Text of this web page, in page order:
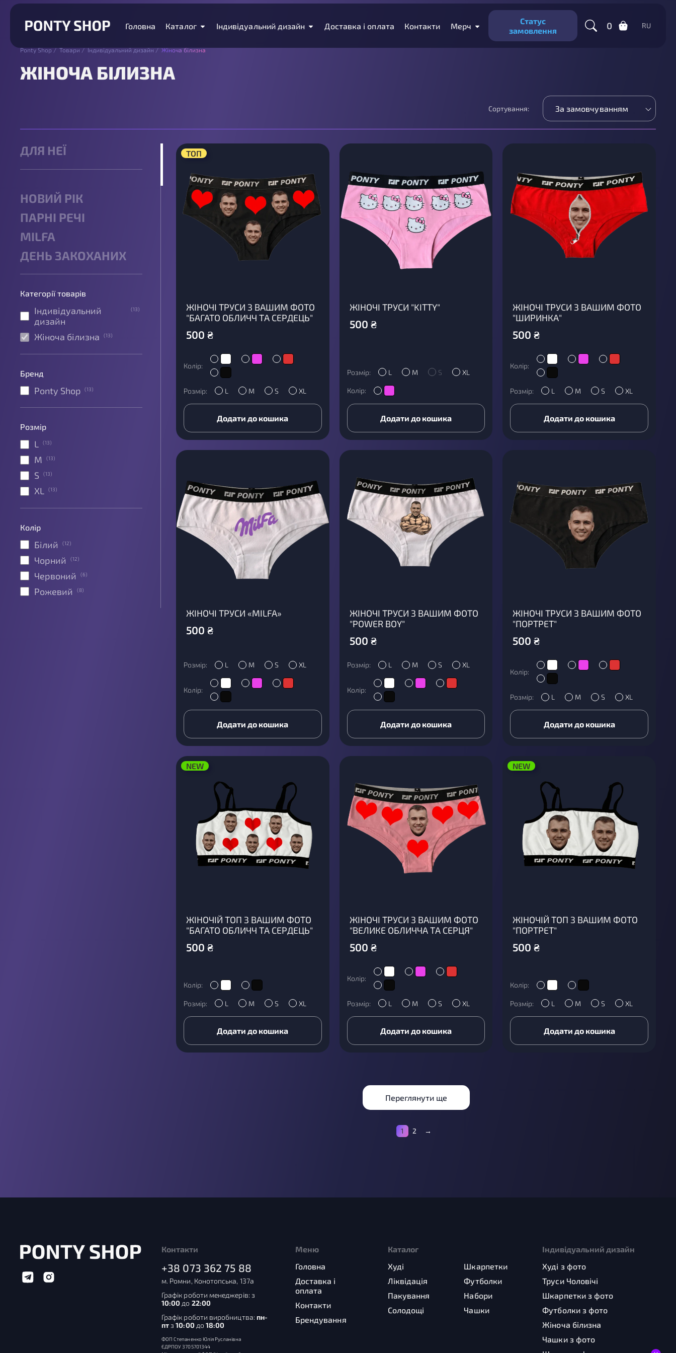
Головна Каталог Індивідуальний дизайн Доставка і оплата Контакти Мерч
Статус
замовлення
0 RU
Ponty Shop/Товари/Індивідуальний дизайн/Жіноча білизна
ЖІНОЧА БІЛИЗНА
Сортування: За замовчуванням
ДЛЯ НЕЇ
НОВИЙ РІК
ПАРНІ РЕЧІ
MILFA
ДЕНЬ ЗАКОХАНИХ
Категорії товарів
Індивідуальний
дизайн
(13)
Жіноча білизна (13)
Бренд
Ponty Shop (13)
Розмір
L (13)
M (13)
S (13)
XL (13)
Колір
Білий (12)
Чорний (12)
Червоний (6)
Рожевий (8)
ТОП
ЖІНОЧІ ТРУСИ З ВАШИМ ФОТО
"БАГАТО ОБЛИЧЧ ТА СЕРДЕЦЬ"
500 ₴
Колір:
Розмір: L M S XL
Додати до кошика
ЖІНОЧІ ТРУСИ "KITTY"
500 ₴
Розмір: L M S XL
Колір:
Додати до кошика
ЖІНОЧІ ТРУСИ З ВАШИМ ФОТО
"ШИРИНКА"
500 ₴
Колір:
Розмір: L M S XL
Додати до кошика
ЖІНОЧІ ТРУСИ «MILFA»
500 ₴
Розмір: L M S XL
Колір:
Додати до кошика
ЖІНОЧІ ТРУСИ З ВАШИМ ФОТО
"POWER BOY"
500 ₴
Розмір: L M S XL
Колір:
Додати до кошика
ЖІНОЧІ ТРУСИ З ВАШИМ ФОТО
"ПОРТРЕТ"
500 ₴
Колір:
Розмір: L M S XL
Додати до кошика
NEW
ЖІНОЧІЙ ТОП З ВАШИМ ФОТО
"БАГАТО ОБЛИЧЧ ТА СЕРДЕЦЬ"
500 ₴
Колір:
Розмір: L M S XL
Додати до кошика
ЖІНОЧІ ТРУСИ З ВАШИМ ФОТО
"ВЕЛИКЕ ОБЛИЧЧА ТА СЕРЦЯ"
500 ₴
Колір:
Розмір: L M S XL
Додати до кошика
NEW
ЖІНОЧІЙ ТОП З ВАШИМ ФОТО
"ПОРТРЕТ"
500 ₴
Колір:
Розмір: L M S XL
Додати до кошика
Переглянути ще
1 2 →
Контакти
+38 073 362 75 88
м. Ромни, Конотопська, 137а
Графік роботи менеджерів: з
10:00 до 22:00
Графік роботи виробництва: пн-
пт з10:00до 18:00
ФОП Степаненко Юлія Русланівна
ЄДРПОУ 3705701344
Меню
Головна
Доставка і
оплата
Контакти
Брендування
Каталог
Худі
Шкарпетки
Ліквідація
Футболки
Пакування
Набори
Солодощі
Чашки
Індивідуальний дизайн
Худі з фото
Труси Чоловічі
Шкарпетки з фото
Футболки з фото
Жіноча білизна
Чашки з фото